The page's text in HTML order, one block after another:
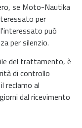
se Moto-Nautika
per
può
per silenzio.
del trattamento, è
di controllo
reclamo al
dal ricevimento